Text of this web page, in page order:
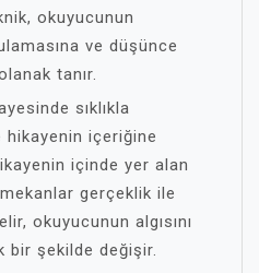
okuyucunun
ve düşünce
tanır.
sıklıkla
hikayenin içeriğine
içinde yer alan
gerçeklik ile
okuyucunun algısını
bir şekilde değişir.